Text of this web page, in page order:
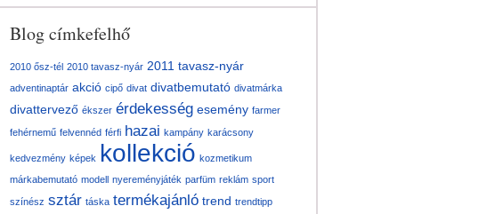
Blog címkefelhő
2010 ősz-tél 2010 tavasz-nyár 2011 tavasz-nyár
adventinaptár akció cipő divat divatbemutató divatmárka
divattervező ékszer érdekesség esemény farmer
fehérnemű felvennéd férfi hazai kampány karácsony
kedvezmény képek kollekció kozmetikum
márkabemutató modell nyereményjáték parfüm reklám sport
színész sztár táska termékajánló trend trendtipp